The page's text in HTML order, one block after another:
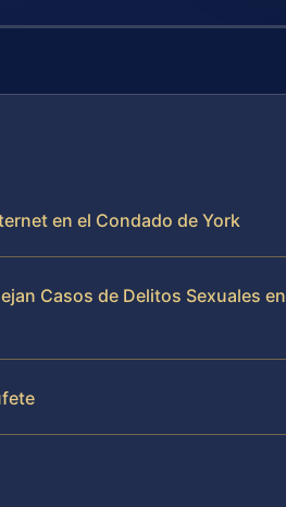
en el Condado de York
Casos de Delitos Sexuales en